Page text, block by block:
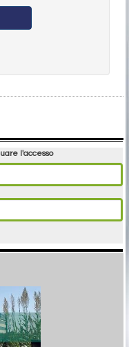
l'accesso